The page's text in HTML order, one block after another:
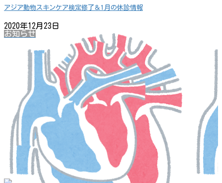
アジア動物スキンケア検定修了＆1月の休診情報
2020年12月23日
お知らせ